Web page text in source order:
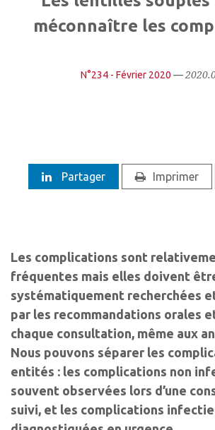
méconnaître les
N°234 - Février 2020 —
Partager Imprimer
Les complications sont
fréquentes mais elles doivent
systématiquement recherchées
par les recommandations orales
chaque consultation, même aux
Nous pouvons séparer les
entités : les complications non
souvent observées lors d’une
suivi, et les complications